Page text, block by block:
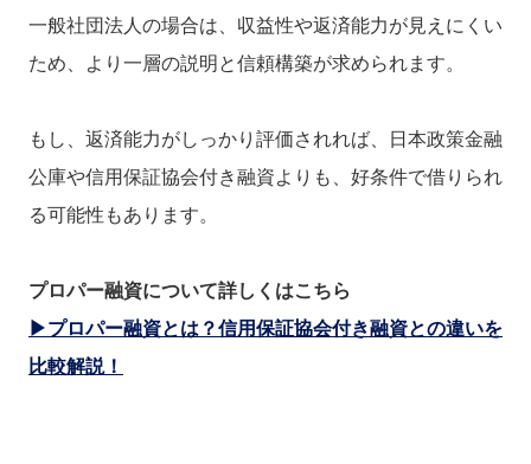
一般社団法人の場合は、収益性や返済能力が見えにくい
ため、より一層の説明と信頼構築が求められます。
もし、返済能力がしっかり評価されれば、日本政策金融
公庫や信用保証協会付き融資よりも、好条件で借りられ
る可能性もあります。
プロパー融資について詳しくはこちら
▶プロパー融資とは？信用保証協会付き融資との違いを
比較解説！